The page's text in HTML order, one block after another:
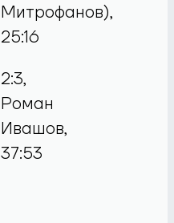
Митрофанов),
25:16
2:3,
Роман
Ивашов,
37:53